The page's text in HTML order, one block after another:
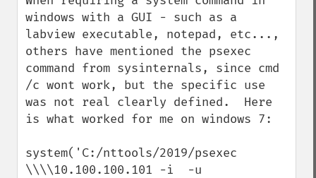
windows with a GUI - such as a
labview executable, notepad, etc...,
others have mentioned the psexec
command from sysinternals, since cmd
/c wont work, but the specific use
was not real clearly defined.  Here
is what worked for me on windows 7:
system('C:/nttools/2019/psexec
\\\\10.100.100.101 -i  -u